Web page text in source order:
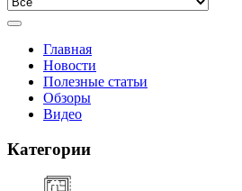
Главная
Новости
Полезные статьи
Обзоры
Видео
Категории